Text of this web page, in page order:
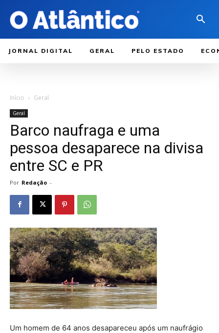
JORNAL DIGITAL GERAL PELO ESTADO
Início Geral
Geral
Barco naufraga e uma
pessoa desaparece na divisa
entre SC e PR
Por Redação -
Um homem de 64 anos desapareceu após um naufrágio